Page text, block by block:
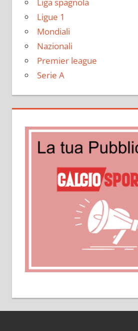
Ligue 1
Mondiali
Nazionali
Premier league
Serie A